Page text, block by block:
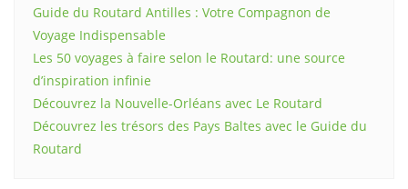
Guide du Routard Antilles : Votre Compagnon de
Voyage Indispensable
Les 50 voyages à faire selon le Routard: une source
d’inspiration infinie
Découvrez la Nouvelle-Orléans avec Le Routard
Découvrez les trésors des Pays Baltes avec le Guide du
Routard